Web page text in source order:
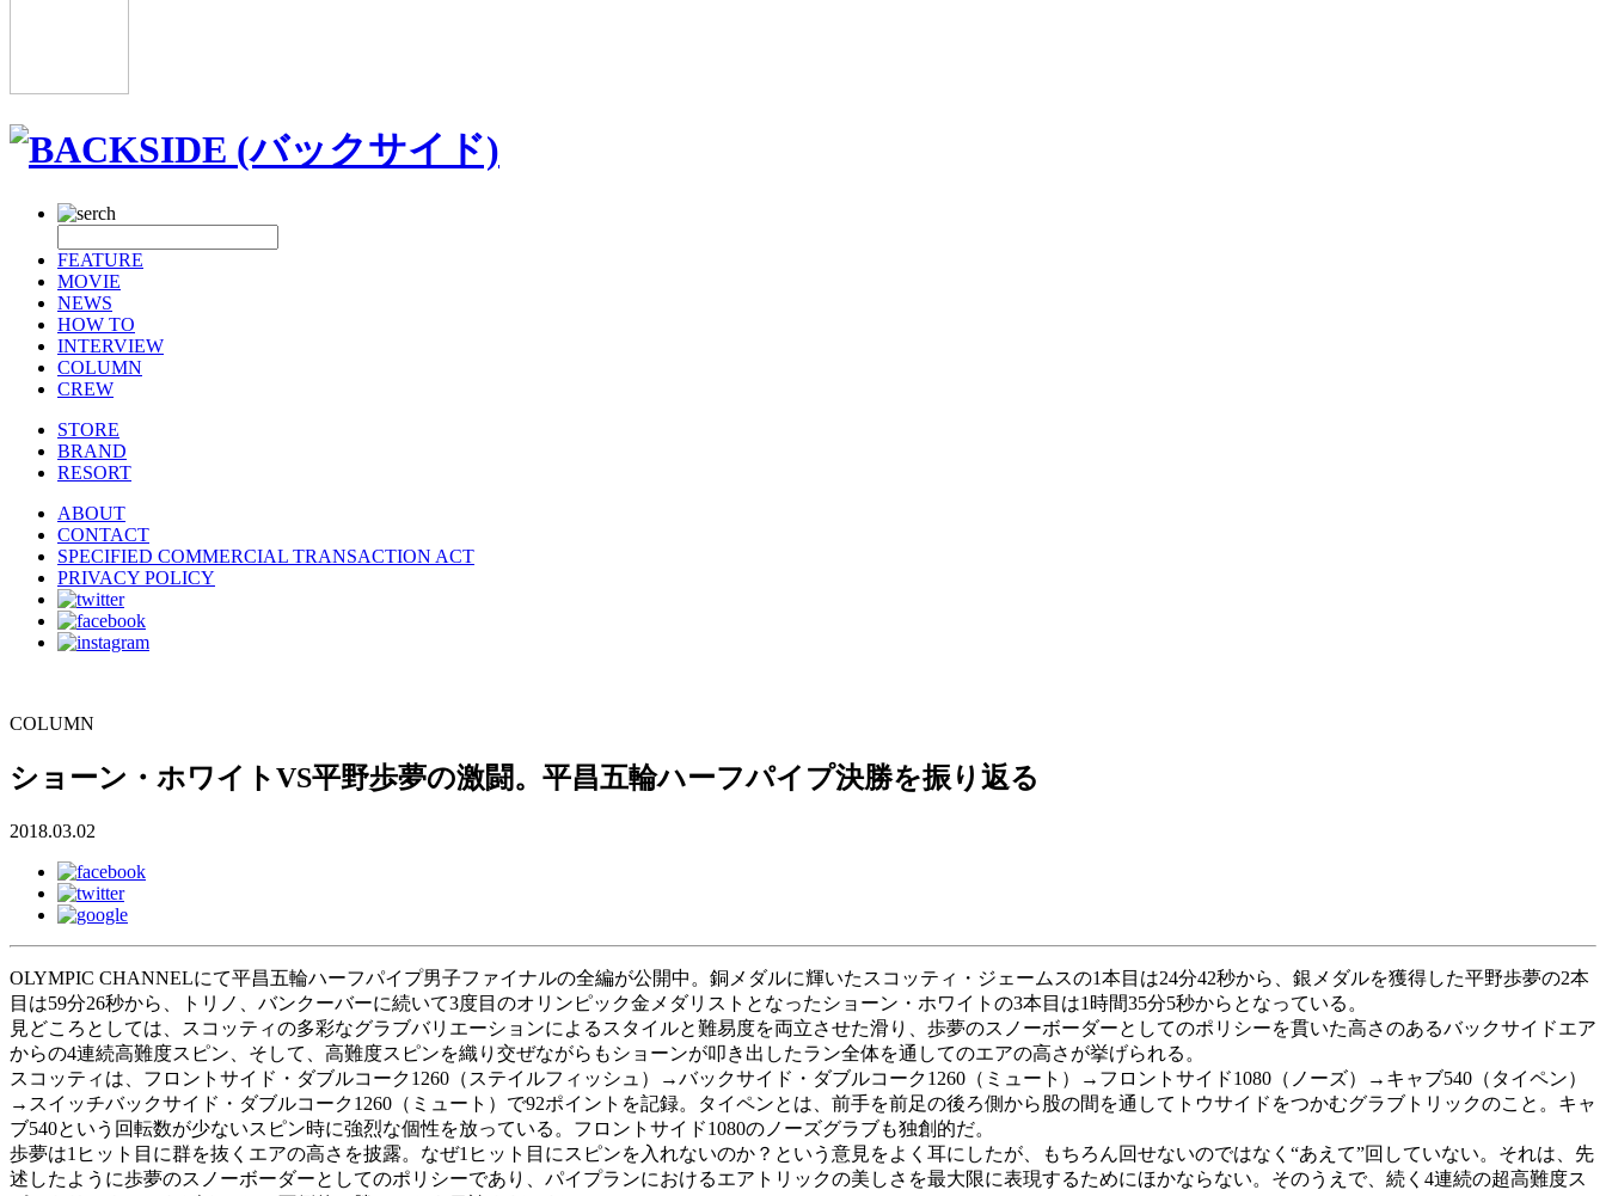
FEATURE
MOVIE
NEWS
HOW TO
INTERVIEW
COLUMN
CREW
STORE
BRAND
RESORT
ABOUT
CONTACT
SPECIFIED COMMERCIAL TRANSACTION ACT
PRIVACY POLICY
COLUMN
ショーン・ホワイトVS平野歩夢の激闘。平昌五輪ハーフパイプ決勝を振り返る
2018.03.02
OLYMPIC CHANNELにて平昌五輪ハーフパイプ男子ファイナルの全編が公開中。銅メダルに輝いたスコッティ・ジェームスの1本目は24分42秒から、銀メダルを獲得した平野歩夢の2本
目は59分26秒から、トリノ、バンクーバーに続いて3度目のオリンピック金メダリストとなったショーン・ホワイトの3本目は1時間35分5秒からとなっている。
見どころとしては、スコッティの多彩なグラブバリエーションによるスタイルと難易度を両立させた滑り、歩夢のスノーボーダーとしてのポリシーを貫いた高さのあるバックサイドエア
からの4連続高難度スピン、そして、高難度スピンを織り交ぜながらもショーンが叩き出したラン全体を通してのエアの高さが挙げられる。
スコッティは、フロントサイド・ダブルコーク1260（ステイルフィッシュ）→バックサイド・ダブルコーク1260（ミュート）→フロントサイド1080（ノーズ）→キャブ540（タイペン）
→スイッチバックサイド・ダブルコーク1260（ミュート）で92ポイントを記録。タイペンとは、前手を前足の後ろ側から股の間を通してトウサイドをつかむグラブトリックのこと。キャ
ブ540という回転数が少ないスピン時に強烈な個性を放っている。フロントサイド1080のノーズグラブも独創的だ。
歩夢は1ヒット目に群を抜くエアの高さを披露。なぜ1ヒット目にスピンを入れないのか？という意見をよく耳にしたが、もちろん回せないのではなく“あえて”回していない。それは、先
述したように歩夢のスノーボーダーとしてのポリシーであり、パイプランにおけるエアトリックの美しさを最大限に表現するためにほかならない。そのうえで、続く4連続の超高難度ス